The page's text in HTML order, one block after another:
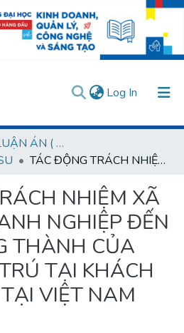
Log In (current)
LUẬN VĂN - LUẬN ÁN ( Chương trình sau Đại học )
TÁC ĐỘNG TRÁCH NHIỆM XÃ HỘI CỦA DOANH NGHIỆP ĐẾN LÒNG TRUNG THÀNH CỦA KHÁCH LƯU TRÚ TẠI KHÁCH SẠN 03 SAO TẠI VIỆT NAM
NHIỆM XÃ
NGHIỆP ĐẾN
THÀNH CỦA
TẠI KHÁCH
VIỆT NAM